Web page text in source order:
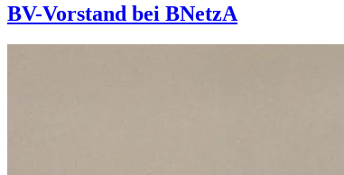
BV-Vorstand bei BNetzA